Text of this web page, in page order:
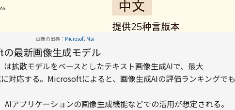
画像の出典： Microsoft Mai
最新画像生成モデル
拡散モデルをベースとしたテキスト画像生成AIで、最大
対応する。Microsoftによると、画像生成AIの評価ランキングでも
アプリケーションの画像生成機能などでの活用が想定される。